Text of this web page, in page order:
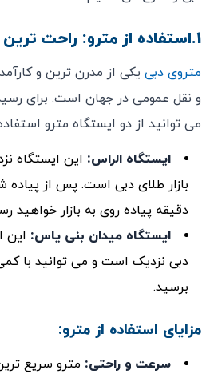
1.استفاده از مترو: راحت ‌ترین و سریع ‌ترین راه
متروی دبی یکی از مدرن ‌ترین و
و نقل عمومی در جهان است. برای
می ‌توانید از دو ایستگاه مترو
ایستگاه الراس: این ایستگاه
دقیقه پیاده ‌روی به بازار خواهید
ایستگاه میدان بنی یاس: این
دبی نزدیک است و می ‌توانید با
برسید.
مزایای استفاده از مترو:
سرعت و راحتی: مترو سریع‌